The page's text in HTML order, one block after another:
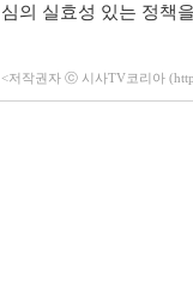
심의 실효성 있는 정책
<저작권자 ⓒ 시사TV코리아